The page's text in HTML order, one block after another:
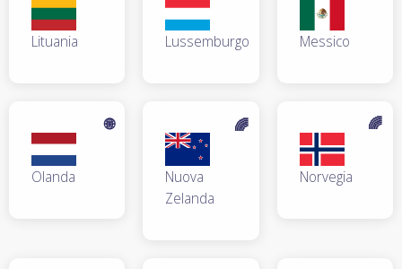
Lituania Lussemburgo Messico
Olanda
🌐
Nuova
Zelanda
🌈
Norvegia
🌈